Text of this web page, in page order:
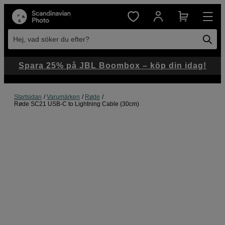
Hej, vad söker du efter?
Startsidan Varumärken
Røde
Røde SC21 USB-C to Lightning Cable (30cm)
Spara 25% på JBL Boombox – köp din idag!